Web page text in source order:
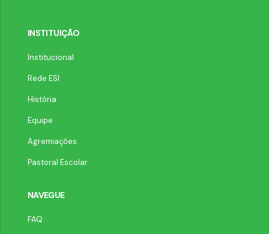
INSTITUIÇÃO
Institucional
Rede ESI
História
Equipe
Agremiações
Pastoral Escolar
NAVEGUE
FAQ